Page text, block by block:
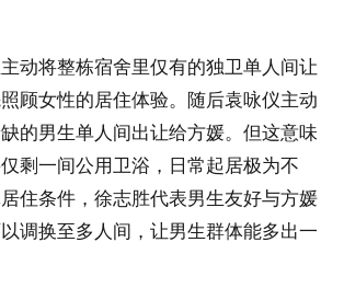
动将整栋宿舍里仅有的独卫单人间让
顾女性的居住体验。随后袁咏仪主动
的男生单人间出让给方媛。但这意味
剩一间公用卫浴，日常起居极为不
住条件，徐志胜代表男生友好与方媛
调换至多人间，让男生群体能多出一